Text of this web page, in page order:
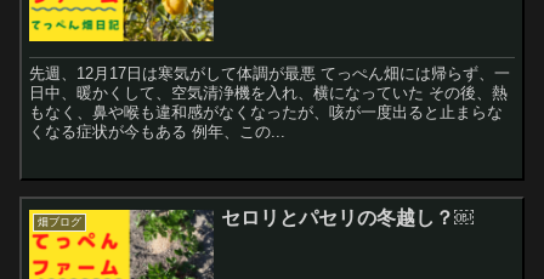
先週、12月17日は寒気がして体調が最悪 てっぺん畑には帰らず、一
日中、暖かくして、空気清浄機を入れ、横になっていた その後、熱
もなく、鼻や喉も違和感がなくなったが、咳が一度出ると止まらな
くなる症状が今もある 例年、この...
畑ブログ セロリとパセリの冬越し？￼